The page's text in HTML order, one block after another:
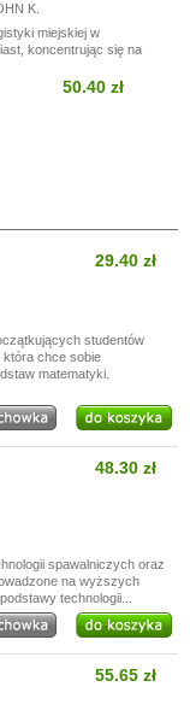
K.
miejskiej w
koncentrując się na
50.40 zł
29.40 zł
studentów
chce sobie
matematyki.
48.30 zł
spawalniczych oraz
na wyższych
technologii...
55.65 zł